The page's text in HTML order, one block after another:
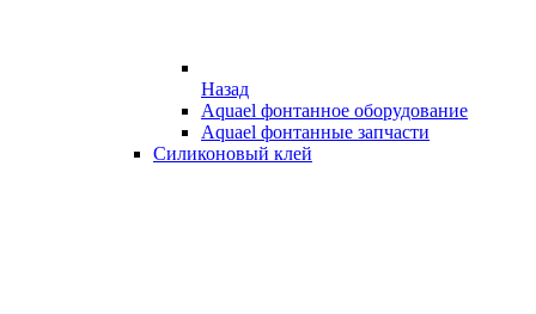
Назад
Aquael фонтанное оборудование
Aquael фонтанные запчасти
Силиконовый клей